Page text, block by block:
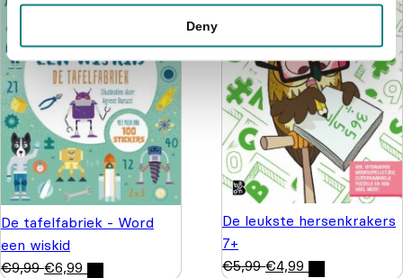
Deny
De tafelfabriek - Word
een wiskid
€9,99 €6,99
De leukste hersenkrakers
7+
€5,99 €4,99